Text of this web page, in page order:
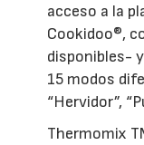
acceso a la
Cookidoo®,
disponibles-
15 modos
“Hervidor”,
Thermomix